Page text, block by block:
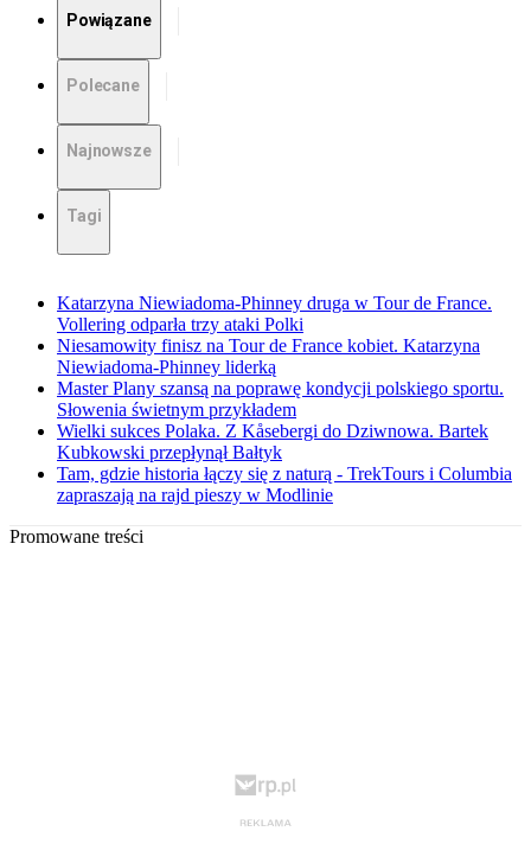
Powiązane
Polecane
Najnowsze
Tagi
Katarzyna Niewiadoma-Phinney druga w Tour de France.
Vollering odparła trzy ataki Polki
Niesamowity finisz na Tour de France kobiet. Katarzyna
Niewiadoma-Phinney liderką
Master Plany szansą na poprawę kondycji polskiego sportu.
Słowenia świetnym przykładem
Wielki sukces Polaka. Z Kåsebergi do Dziwnowa. Bartek
Kubkowski przepłynął Bałtyk
Tam, gdzie historia łączy się z naturą - TrekTours i Columbia
zapraszają na rajd pieszy w Modlinie
Promowane treści